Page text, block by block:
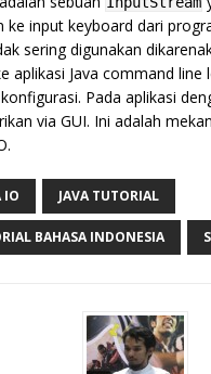
ke input keyboard dari
sering digunakan
aplikasi Java command line
Pada aplikasi
via GUI. Ini adalah
IO JAVA TUTORIAL
BAHASA INDONESIA